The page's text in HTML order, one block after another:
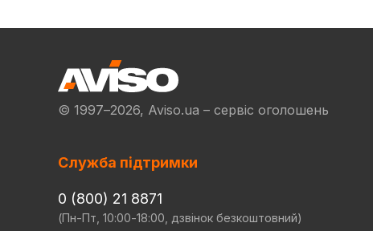
© 1997–2026, Aviso.ua – сервіс оголошень
Служба підтримки
0 (800) 21 8871
(Пн-Пт, 10:00-18:00, дзвінок безкоштовний)